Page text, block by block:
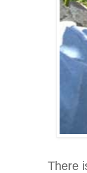
There